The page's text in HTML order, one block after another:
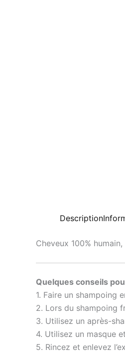
Description
Cheveux 100%
Quelques conseils
1. Faire un shampoing
2. Lors du shampoing
3. Utilisez un après-
4. Utilisez un masque
5. Rincez et enlevez